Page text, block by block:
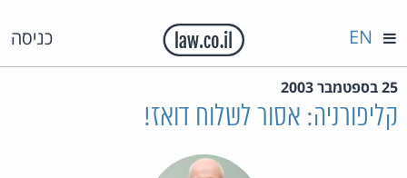
כניסה EN
25 בספטמבר 2003
קליפורניה: אסור לשלוח דואז!